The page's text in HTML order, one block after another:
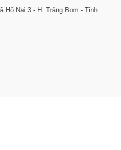
Hố Nai 3 - H. Trảng Bom - Tỉnh